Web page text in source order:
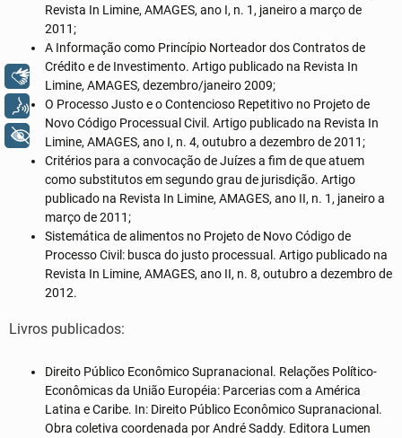
Revista In Limine, AMAGES, ano I, n. 1, janeiro a março de
2011;
A Informação como Princípio Norteador dos Contratos de
Crédito e de Investimento. Artigo publicado na Revista In
Limine, AMAGES, dezembro/janeiro 2009;
O Processo Justo e o Contencioso Repetitivo no Projeto de
Novo Código Processual Civil. Artigo publicado na Revista In
Limine, AMAGES, ano I, n. 4, outubro a dezembro de 2011;
Critérios para a convocação de Juízes a fim de que atuem
como substitutos em segundo grau de jurisdição. Artigo
publicado na Revista In Limine, AMAGES, ano II, n. 1, janeiro a
março de 2011;
Sistemática de alimentos no Projeto de Novo Código de
Processo Civil: busca do justo processual. Artigo publicado na
Revista In Limine, AMAGES, ano II, n. 8, outubro a dezembro de
2012.
Livros publicados:
Direito Público Econômico Supranacional. Relações Político-
Econômicas da União Européia: Parcerias com a América
Latina e Caribe. In: Direito Público Econômico Supranacional.
Obra coletiva coordenada por André Saddy. Editora Lumen
Libras
Voz
+ Acessibilidade